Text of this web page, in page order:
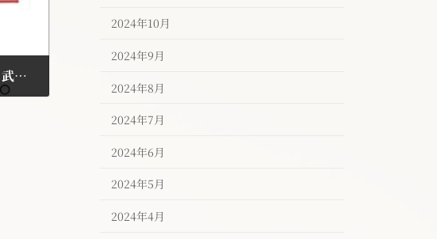
【おすすめ婚活本】言葉にできるは、武器になる
2024年10月
2024年9月
2024年8月
2024年7月
2024年6月
2024年5月
2024年4月